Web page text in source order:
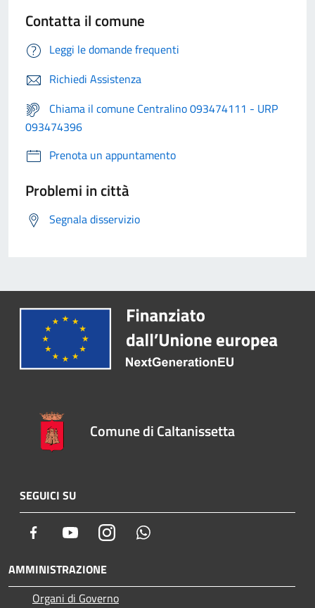
Contatta il comune
Leggi le domande frequenti
Richiedi Assistenza
Chiama il comune Centralino 093474111 - URP
093474396
Prenota un appuntamento
Problemi in città
Segnala disservizio
Comune di Caltanissetta
SEGUICI SU
Facebook YoutubeInstagram
AMMINISTRAZIONE
Organi di Governo